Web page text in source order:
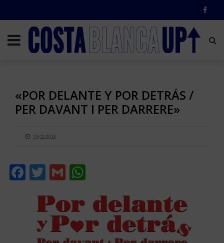
«POR DELANTE Y POR DETRÁS /
PER DAVANT I PER DARRERE»
19/11/2018
Facebook
Twitter
Gmail